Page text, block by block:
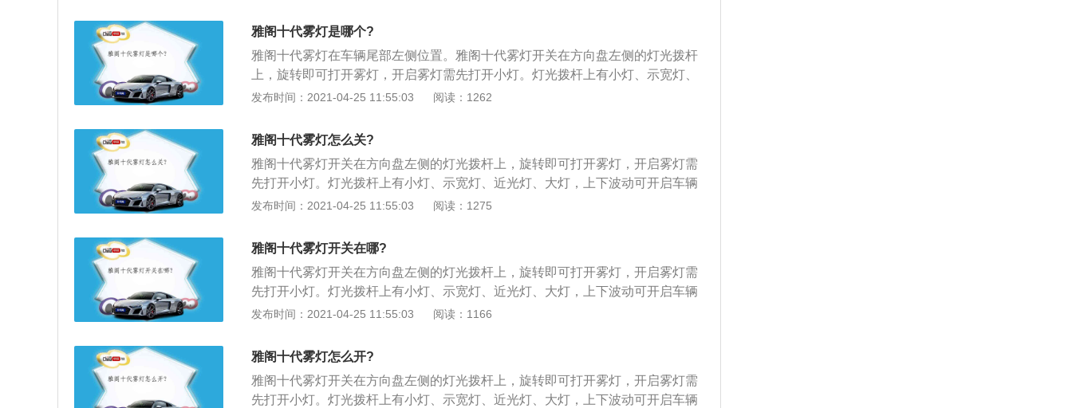
拉，这样左前雾灯就可以取下来。
照明。近年来，在造型设计方面，多将雾灯设置在前保险杠上；2、前雾灯内的
遮光罩是为了将灯丝向反光镜上半部分照射的光线遮住，使其配光有一清晰的明
暗截止线，即上暗下明；3、在配光光形边缘上部的可见区域内尽可能的暗，而
下部亮区两侧水平方向扩散角应为50°，形成一个左右横向的亮区，以满足既不眩
目又可为安全行车提供良好的照明条件。
雅阁十代雾灯是哪个?
雅阁十代雾灯在车辆尾部左侧位置。雅阁十代雾灯开关在方向盘左侧的灯光拨杆
上，旋转即可打开雾灯，开启雾灯需先打开小灯。灯光拨杆上有小灯、示宽灯、
近光灯、大灯，上下波动可开启车辆的左右转向灯，拨至中间即是关闭状态。雅
丝；2、再分别松下车辆后轮轮眉的固定螺丝，撬开车底下方的卡扣，撬开尾灯
的卡口；3、取下后饰板后，检查是否有线束连接，此时拆下后雾灯的饰板；4、
将雾灯灯座安装上原装饰板上，并插上线束即可。
发布时间：2021-04-25 11:55:03 阅读：1262
雅阁十代雾灯怎么关?
雅阁十代雾灯开关在方向盘左侧的灯光拨杆上，旋转即可打开雾灯，开启雾灯需
先打开小灯。灯光拨杆上有小灯、示宽灯、近光灯、大灯，上下波动可开启车辆
的左右转向灯，拨至中间即是关闭状态。雅阁后雾灯的更换方法如下：1、打开
定螺丝，撬开车底下方的卡扣，撬开尾灯的卡口；3、取下后饰板后，检查是否
有线束连接，此时拆下后雾灯的饰板；4、将雾灯灯座安装上原装饰板上，并插
上线束即可。
发布时间：2021-04-25 11:55:03 阅读：1275
雅阁十代雾灯开关在哪?
雅阁十代雾灯开关在方向盘左侧的灯光拨杆上，旋转即可打开雾灯，开启雾灯需
先打开小灯。灯光拨杆上有小灯、示宽灯、近光灯、大灯，上下波动可开启车辆
的左右转向灯，拨至中间即是关闭状态。雅阁后雾灯的更换方法如下：1、打开
定螺丝，撬开车底下方的卡扣，撬开尾灯的卡口；3、取下后饰板后，检查是否
有线束连接，此时拆下后雾灯的饰板；4、将雾灯灯座安装上原装饰板上，并插
上线束即可。
发布时间：2021-04-25 11:55:03 阅读：1166
雅阁十代雾灯怎么开?
雅阁十代雾灯开关在方向盘左侧的灯光拨杆上，旋转即可打开雾灯，开启雾灯需
先打开小灯。灯光拨杆上有小灯、示宽灯、近光灯、大灯，上下波动可开启车辆